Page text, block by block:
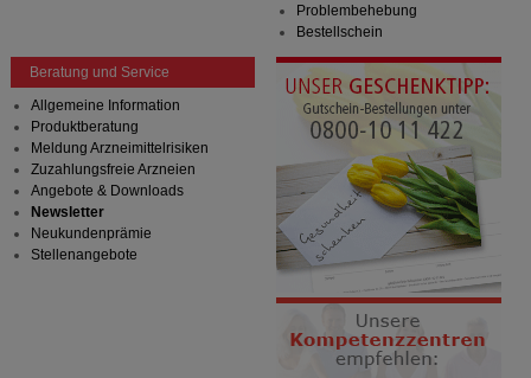
Problembehebung
Bestellschein
Beratung und Service
Allgemeine Information
Produktberatung
Meldung Arzneimittelrisiken
Zuzahlungsfreie Arzneien
Angebote & Downloads
Newsletter
Neukundenprämie
Stellenangebote